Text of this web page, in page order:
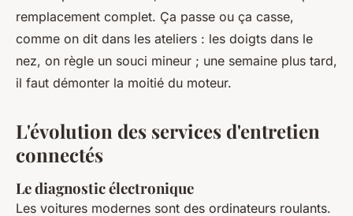
remplacement complet. Ça passe ou ça casse,
comme on dit dans les ateliers : les doigts dans le
nez, on règle un souci mineur ; une semaine plus tard,
il faut démonter la moitié du moteur.
L'évolution des services d'entretien
connectés
Le diagnostic électronique
Les voitures modernes sont des ordinateurs roulants.